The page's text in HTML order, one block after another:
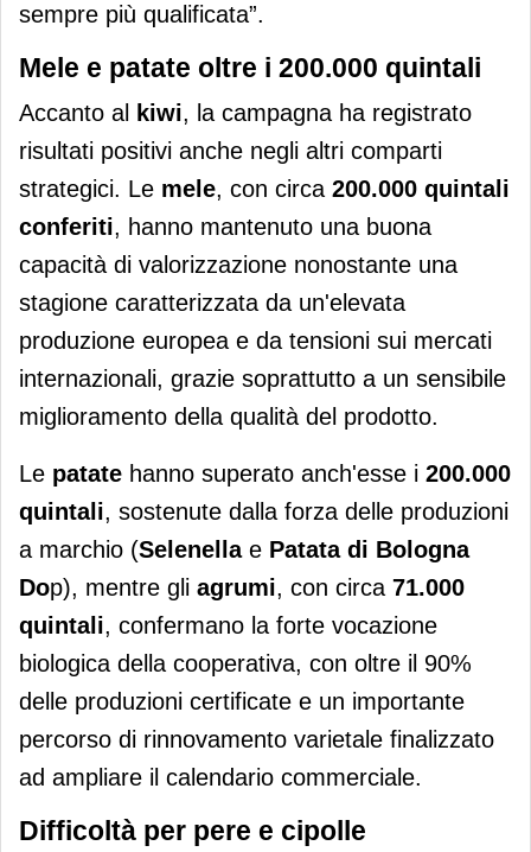
sempre più qualificata”.
Mele e patate oltre i 200.000 quintali
Accanto al kiwi, la campagna ha registrato
risultati positivi anche negli altri comparti
strategici. Le mele, con circa 200.000 quintali
conferiti, hanno mantenuto una buona
capacità di valorizzazione nonostante una
stagione caratterizzata da un'elevata
produzione europea e da tensioni sui mercati
internazionali, grazie soprattutto a un sensibile
miglioramento della qualità del prodotto.
Le patate hanno superato anch'esse i 200.000
quintali, sostenute dalla forza delle produzioni
a marchio (Selenellae Patata di Bologna
Dop), mentre gli agrumi, con circa 71.000
quintali, confermano la forte vocazione
biologica della cooperativa, con oltre il 90%
delle produzioni certificate e un importante
percorso di rinnovamento varietale finalizzato
ad ampliare il calendario commerciale.
Difficoltà per pere e cipolle